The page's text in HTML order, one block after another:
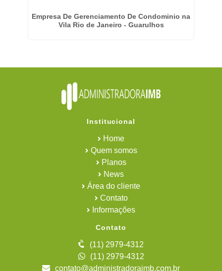
Empresa De Gerenciamento De Condominio na
Vila Rio de Janeiro - Guarulhos
Institucional
Home
Quem somos
Planos
News
Área do cliente
Contato
Informações
Contato
(11) 2979-4312
(11) 2979-4312
contato@administradoraimb.com.br